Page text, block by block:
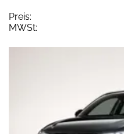
Preis:
MWSt: